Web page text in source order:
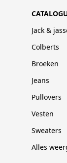
Jack &
Colberts
Broeken
Jeans
Pullovers
Vesten
Sweaters
Alles